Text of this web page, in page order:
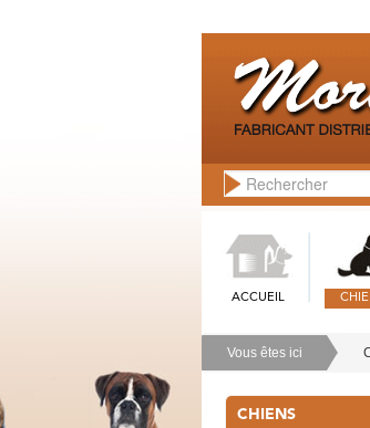
ACCUEIL
Vous êtes ici
CHIENS